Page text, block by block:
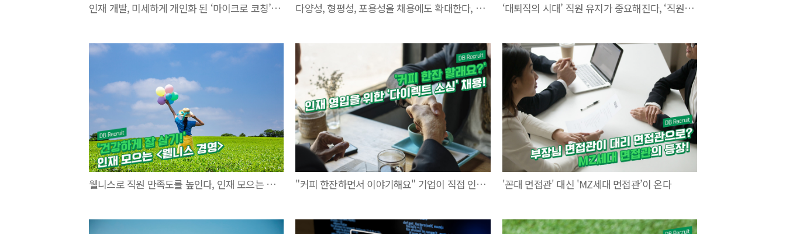
인재 개발, 미세하게 개인화 된 ‘마이크로 코칭’ 시대 다양성, 형평성, 포용성을 채용에도 확대한다, DEI 채용 ‘대퇴직의 시대’ 직원 유지가 중요해진다, ‘직원 리텐션전략’
웰니스로 직원 만족도를 높인다, 인재 모으는 웰니스 경영 "커피 한잔하면서 이야기해요" 기업이 직접 인재를 찾아 채용한다 '꼰대 면접관' 대신 'MZ세대 면접관’이 온다